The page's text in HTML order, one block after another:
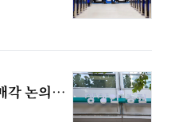
각 논의…